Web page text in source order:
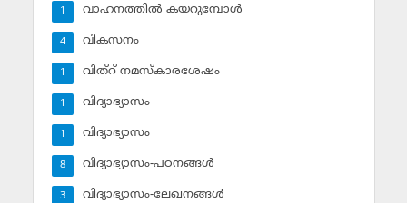
വാഹനത്തില്‍ കയറുമ്പോള്‍
1
വികസനം
4
വിത്‌റ് നമസ്‌കാരശേഷം
1
വിദ്യാഭ്യാസം
1
വിദ്യാഭ്യാസം
1
വിദ്യാഭ്യാസം-പഠനങ്ങള്‍
8
വിദ്യാഭ്യാസം-ലേഖനങ്ങള്‍
3